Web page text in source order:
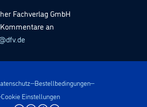
Fachverlag GmbH
an
Bestellbedingungen
Cookie Einstellungen